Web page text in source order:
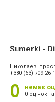
Sumerki -
Николаев,
+380 (63) 709 26
0 немає
0 оцінок та